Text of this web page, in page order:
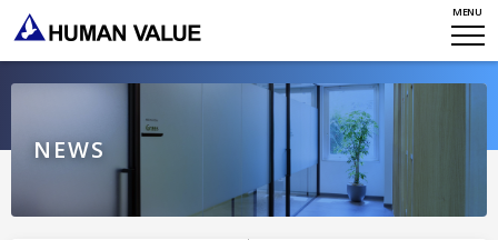
MENU
WHO WE ARE
会社概要
HVからのメッセージ
WHAT WE DO
組織変革
STORIES
NEWS